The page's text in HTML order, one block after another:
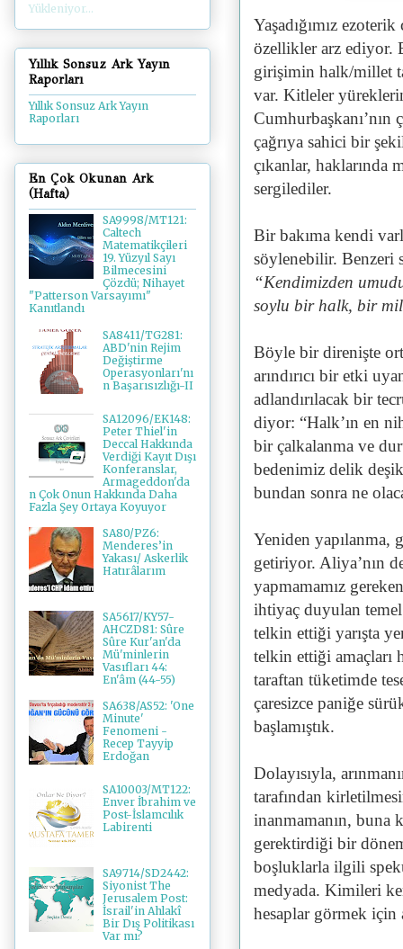
Yaşadığımız
özellikler arz ediyor.
girişimin halk/millet
var. Kitleler
Cumhurbaşkanı’nın
çağrıya sahici bir
çıkanlar, haklarında
sergilediler.
Bir bakıma kendi
söylenebilir. Benzeri
“Kendimizden
soylu bir halk, bir
Böyle bir direnişte
arındırıcı bir etki
adlandırılacak bir
diyor: “Halk’ın en
bir çalkalanma ve
bedenimiz delik
bundan sonra ne
Yeniden yapılanma,
getiriyor. Aliya’nın
yapmamamız
ihtiyaç duyulan
telkin ettiği yarışta
telkin ettiği
taraftan tüketimde
çaresizce paniğe
başlamıştık.
Dolayısıyla,
tarafından
inanmamanın, buna
gerektirdiği bir
boşluklarla ilgili
medyada. Kimileri
hesaplar görmek için
Yükleniyor...
Yıllık Sonsuz Ark Yayın
Raporları
Yıllık Sonsuz Ark Yayın
Raporları
En Çok Okunan Ark
(Hafta)
SA9998/MT121:
Caltech
Matematikçileri
19. Yüzyıl Sayı
Bilmecesini
Çözdü; Nihayet
"Patterson Varsayımı"
Kanıtlandı
SA8411/TG281:
ABD'nin Rejim
Değiştirme
Operasyonları'nı
n Başarısızlığı-II
SA12096/EK148:
Peter Thiel'in
Deccal Hakkında
Verdiği Kayıt Dışı
Konferanslar,
Armageddon'da
n Çok Onun Hakkında Daha
Fazla Şey Ortaya Koyuyor
SA80/PZ6:
Menderes’in
Yakası/ Askerlik
Hatırâlarım
SA5617/KY57-
AHCZD81: Sûre
Sûre Kur'an'da
Mü'minlerin
Vasıfları 44:
En'âm (44-55)
SA638/AS52: 'One
Minute'
Fenomeni -
Recep Tayyip
Erdoğan
SA10003/MT122:
Enver İbrahim ve
Post-İslamcılık
Labirenti
SA9714/SD2442:
Siyonist The
Jerusalem Post:
İsrail'in Ahlakî
Bir Dış Politikası
Var mı?